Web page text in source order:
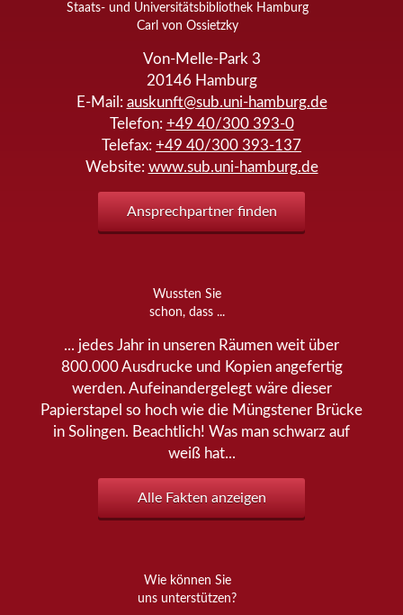
Staats- und Universitätsbibliothek Hamburg
Carl von Ossietzky
Von-Melle-Park 3
20146 Hamburg
E-Mail: auskunft@sub.uni-hamburg.de
Telefon: +49 40/300 393-0
Telefax: +49 40/300 393-137
Website: www.sub.uni-hamburg.de
Ansprechpartner finden
Wussten Sie
schon, dass ...
... jedes Jahr in unseren Räumen weit über
800.000 Ausdrucke und Kopien angefertig
werden. Aufeinandergelegt wäre dieser
Papierstapel so hoch wie die Müngstener Brücke
in Solingen. Beachtlich! Was man schwarz auf
weiß hat...
Alle Fakten anzeigen
Wie können Sie
uns unterstützen?